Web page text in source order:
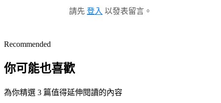
請先 登入 以發表留言。
Recommended
你可能也喜歡
為你精選 3 篇值得延伸閱讀的內容